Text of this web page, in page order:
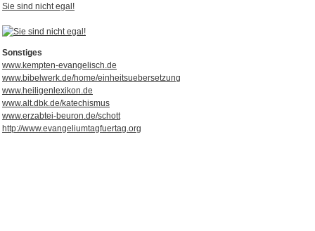
Sie sind nicht egal!
Sonstiges
www.kempten-evangelisch.de
www.bibelwerk.de/home/einheitsuebersetzung
www.heiligenlexikon.de
www.alt.dbk.de/katechismus
www.erzabtei-beuron.de/schott
http://www.evangeliumtagfuertag.org